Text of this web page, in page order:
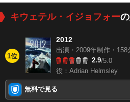
キウェテル・イジョフォー
1位
2012
出演・2009年制作・158
2.9/5.0
役：Adrian Helmsley
無料で見る